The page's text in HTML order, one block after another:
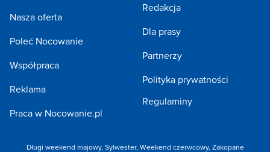
Nasza oferta
Poleć Nocowanie
Współpraca
Reklama
Praca w Nocowanie.pl
Redakcja
Dla prasy
Partnerzy
Polityka prywatności
Regulaminy
Długi weekend majowy, Sylwester, Weekend czerwcowy, Zakopane